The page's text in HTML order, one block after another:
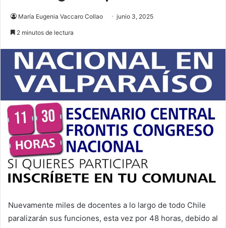
María Eugenia Vaccaro Collao junio 3, 2025
2 minutos de lectura
Nuevamente miles de docentes a lo largo de todo Chile
paralizarán sus funciones, esta vez por 48 horas, debido al